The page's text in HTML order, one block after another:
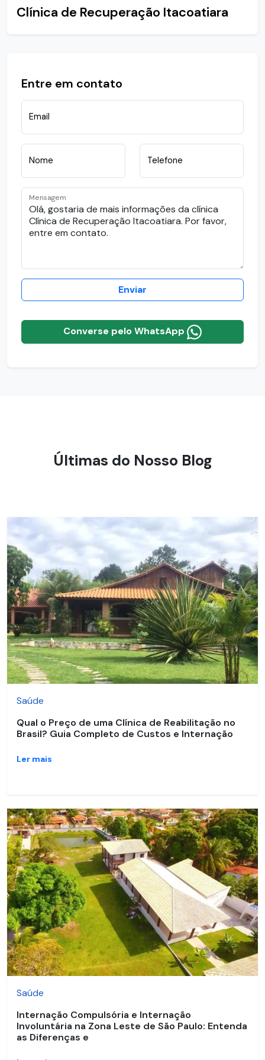
Clínica de Recuperação Itacoatiara
Entre em contato
Email
Nome Telefone
Mensagem
Enviar
Converse pelo WhatsApp
Últimas do Nosso Blog
Saúde
Qual o Preço de uma Clínica de Reabilitação no
Brasil? Guia Completo de Custos e Internação
Ler mais
Saúde
Internação Compulsória e Internação
Involuntária na Zona Leste de São Paulo: Entenda
as Diferenças e